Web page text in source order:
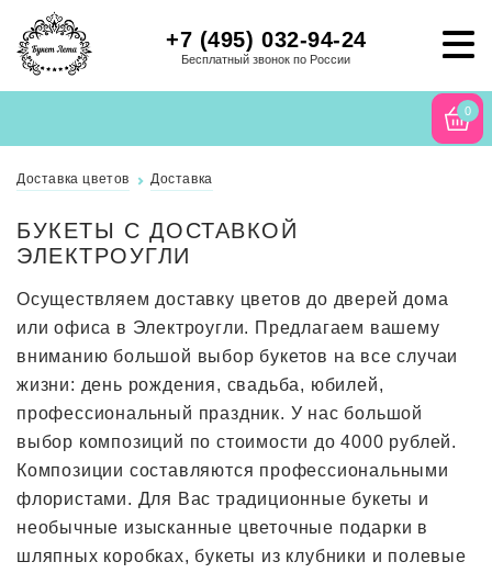
+7 (495) 032-94-24
Бесплатный звонок по России
0
Доставка цветов Доставка
БУКЕТЫ С ДОСТАВКОЙ
ЭЛЕКТРОУГЛИ
Осуществляем доставку цветов до дверей дома
или офиса в Электроугли. Предлагаем вашему
вниманию большой выбор букетов на все случаи
жизни: день рождения, свадьба, юбилей,
профессиональный праздник. У нас большой
выбор композиций по стоимости до 4000 рублей.
Композиции составляются профессиональными
флористами. Для Вас традиционные букеты и
необычные изысканные цветочные подарки в
шляпных коробках, букеты из клубники и полевые